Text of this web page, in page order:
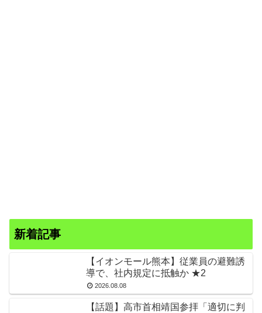
新着記事
【イオンモール熊本】従業員の避難誘
導で、社内規定に抵触か ★2
2026.08.08
【話題】高市首相靖国参拝「適切に判